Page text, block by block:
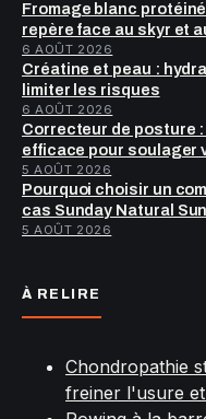
Fromage blanc
repère face au skyr et
6 AOÛT 2026
Créatine et peau :
limiter les risques
6 AOÛT 2026
Correcteur de posture
efficace pour soulager
5 AOÛT 2026
Pourquoi choisir un
cas Sunday Natural
5 AOÛT 2026
À RELIRE
Chondropathie
freiner l'usure